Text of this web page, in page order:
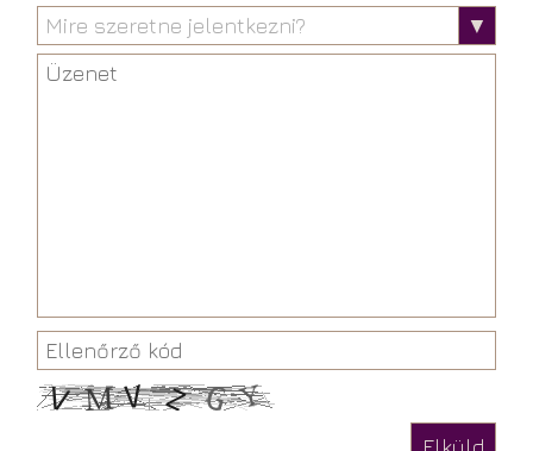
Mire szeretne jelentkezni? ▼